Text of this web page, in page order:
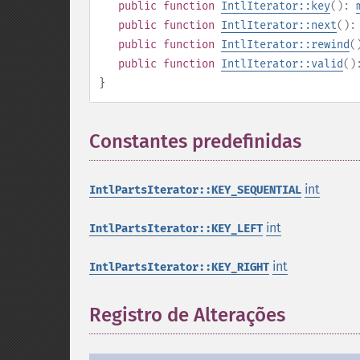
public function IntlIterator::key():
public function IntlIterator::next():
public function IntlIterator::rewind
public function IntlIterator::valid
}
Constantes predefinidas
IntlPartsIterator::KEY_SEQUENTIAL int
IntlPartsIterator::KEY_LEFT int
IntlPartsIterator::KEY_RIGHT int
Registro de Alterações